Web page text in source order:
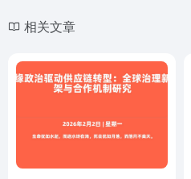
相关文章